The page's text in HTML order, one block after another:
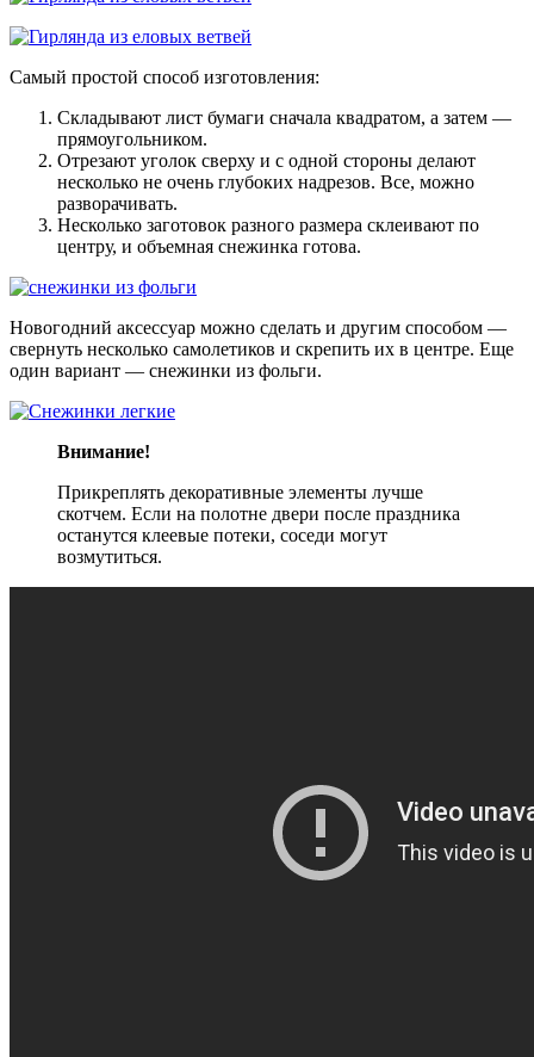
Самый простой способ изготовления:
Складывают лист бумаги сначала квадратом, а затем —
прямоугольником.
Отрезают уголок сверху и с одной стороны делают
несколько не очень глубоких надрезов. Все, можно
разворачивать.
Несколько заготовок разного размера склеивают по
центру, и объемная снежинка готова.
Новогодний аксессуар можно сделать и другим способом —
свернуть несколько самолетиков и скрепить их в центре. Еще
один вариант — снежинки из фольги.
Внимание!
Прикреплять декоративные элементы лучше
скотчем. Если на полотне двери после праздника
останутся клеевые потеки, соседи могут
возмутиться.